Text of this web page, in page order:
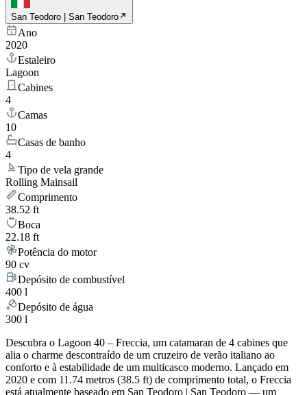
San Teodoro | San Teodoro
Ano
2020
Estaleiro
Lagoon
Cabines
4
Camas
10
Casas de banho
4
Tipo de vela grande
Rolling Mainsail
Comprimento
38.52 ft
Boca
22.18 ft
Potência do motor
90 cv
Depósito de combustível
400 l
Depósito de água
300 l
Descubra o Lagoon 40 – Freccia, um catamaran de 4 cabines que
alia o charme descontraído de um cruzeiro de verão italiano ao
conforto e à estabilidade de um multicasco moderno. Lançado em
2020 e com 11.74 metros (38.5 ft) de comprimento total, o Freccia
está atualmente baseado em San Teodoro | San Teodoro — um